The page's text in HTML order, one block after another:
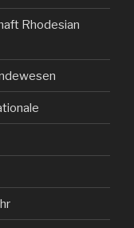
Rhodesian